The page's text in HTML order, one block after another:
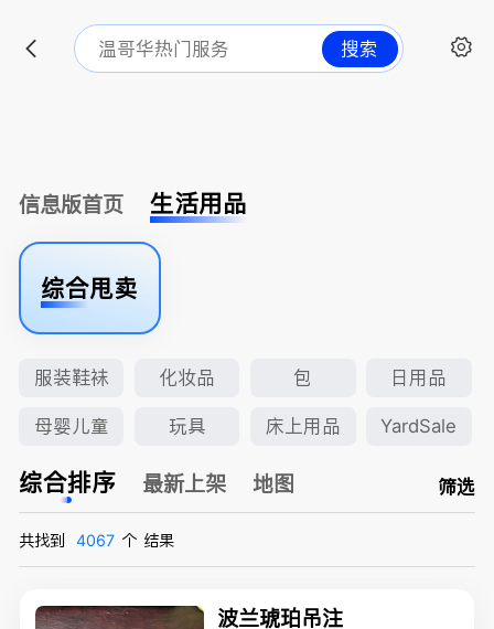
搜索
信息版首页 生活用品
综合甩卖
服装鞋袜 化妆品 包 日用品
母婴儿童 玩具 床上用品 YardSale
综合排序 最新上架 地图 筛选
共找到 4067 个 结果
波兰琥珀吊注